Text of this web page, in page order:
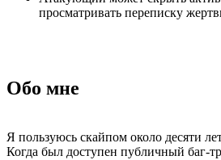
просматривать переписку
Обо мне
Я пользуюсь скайпом около десяти
Когда был доступен публичный баг-